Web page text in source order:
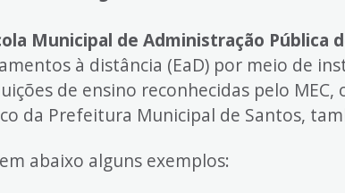
Municipal de Administração Pública
à distância (EaD) por meio de
de ensino reconhecidas pelo
da Prefeitura Municipal de Santos,
abaixo alguns exemplos: